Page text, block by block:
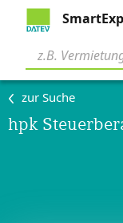
zur Suche
hpk